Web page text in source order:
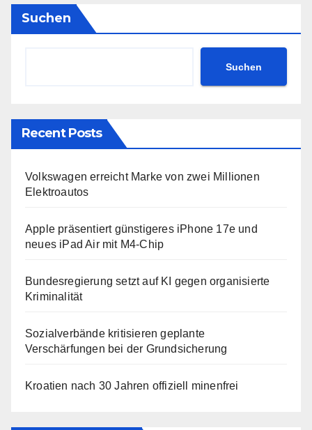
Suchen
Suchen
Recent Posts
Volkswagen erreicht Marke von zwei Millionen
Elektroautos
Apple präsentiert günstigeres iPhone 17e und
neues iPad Air mit M4-Chip
Bundesregierung setzt auf KI gegen organisierte
Kriminalität
Sozialverbände kritisieren geplante
Verschärfungen bei der Grundsicherung
Kroatien nach 30 Jahren offiziell minenfrei